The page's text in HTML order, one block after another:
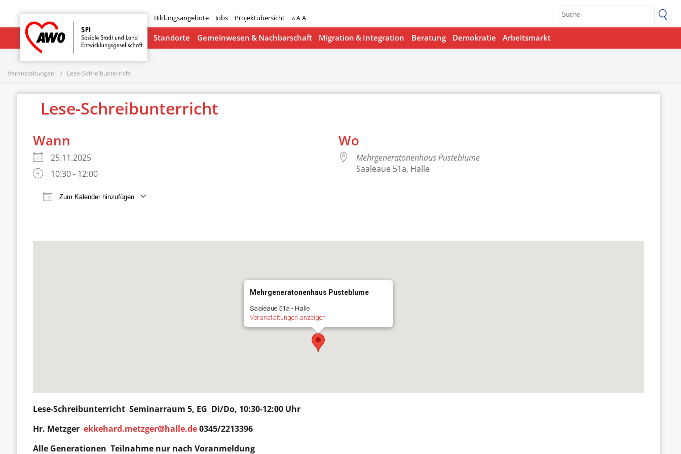
Bildungsangebote Jobs Projektübersicht A AA
Startseite
Standorte Gemeinwesen & Nachbarschaft Migration & Integration Beratung Demokratie Arbeitsmarkt
Veranstaltungen Lese-Schreibunterricht
Lese-Schreibunterricht
Wann
25.11.2025
10:30 - 12:00
Zum Kalender hinzufügen
Wo
Mehrgeneratonenhaus Pusteblume
Saaleaue 51a, Halle
Mehrgeneratonenhaus Pusteblume
Saaleaue 51a - Halle
Veranstaltungen anzeigen
Lese-SchreibunterrichtSeminarraum 5, EG Di/Do, 10:30-12:00 Uhr
Hr. Metzgerekkehard.metzger@halle.de0345/2213396
Alle GenerationenTeilnahme nur nach Voranmeldung